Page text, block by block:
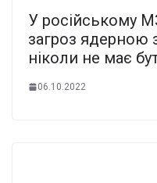
У російському
загроз ядерною
ніколи не має
06.10.2022